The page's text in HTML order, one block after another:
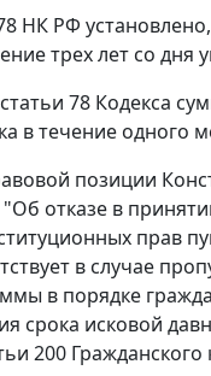
НК РФ
трех лет со дня
статьи 78 Кодекса
в течение одного
позиции
"Об отказе в
прав
в случае
в порядке
срока исковой
200